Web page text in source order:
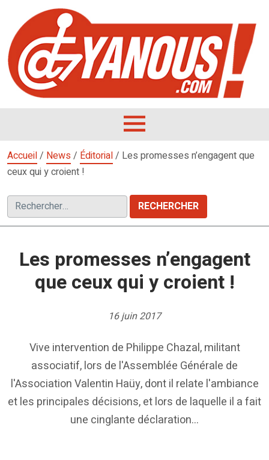
contenu
OUVRIR
MENU
Accueil/ News/ Éditorial/ Les promesses n’engagent que
ceux qui y croient !
Rechercher :
Les promesses n’engagent
que ceux qui y croient !
16 juin 2017
Vive intervention de Philippe Chazal, militant
associatif, lors de l'Assemblée Générale de
l'Association Valentin Haüy, dont il relate l'ambiance
et les principales décisions, et lors de laquelle il a fait
une cinglante déclaration...